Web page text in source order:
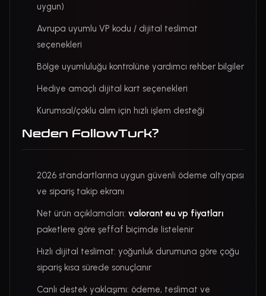
uygun)
Avrupa uyumlu VP kodu / dijital teslimat
seçenekleri
Bölge uyumluluğu kontrolüne yardımcı rehber bilgiler
Hediye amaçlı dijital kart seçenekleri
Kurumsal/çoklu alım için hızlı işlem desteği
Neden FollowTurk?
2026 standartlarına uygun güvenli ödeme altyapısı
ve sipariş takip ekranı
Net ürün açıklamaları: valorant eu vp fiyatları
paketlere göre şeffaf biçimde listelenir
Hızlı dijital teslimat: yoğunluk durumuna göre çoğu
sipariş kısa sürede sonuçlanır
Canlı destek yaklaşımı: ödeme, teslimat ve